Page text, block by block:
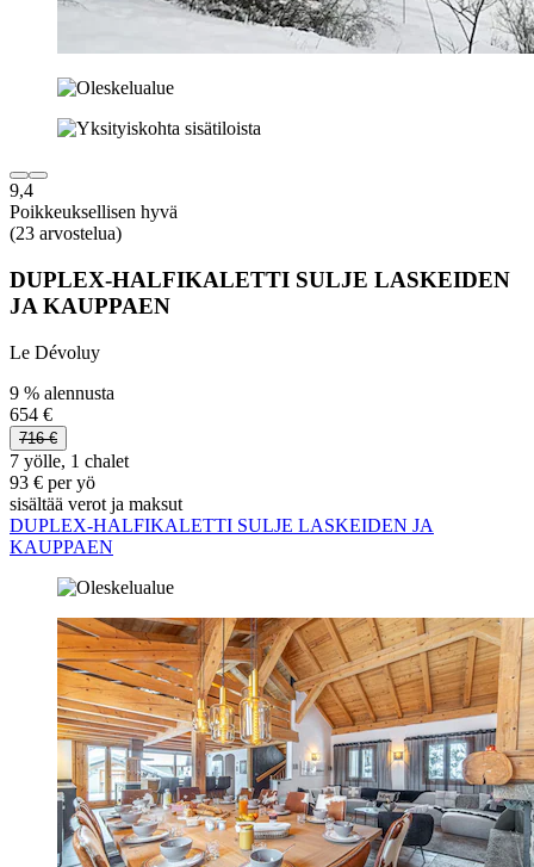
9,4
Poikkeuksellisen hyvä
(23 arvostelua)
DUPLEX-HALFIKALETTI SULJE LASKEIDEN
JA KAUPPAEN
Le Dévoluy
9 % alennusta
654 €
716 €
7 yölle, 1 chalet
93 € per yö
sisältää verot ja maksut
DUPLEX-HALFIKALETTI SULJE LASKEIDEN JA
KAUPPAEN